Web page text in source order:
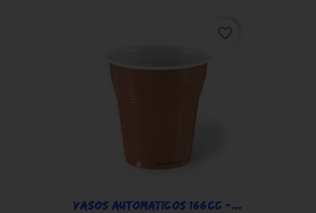
VASOS AUTOMATICOS 166CC -...
favorite_border